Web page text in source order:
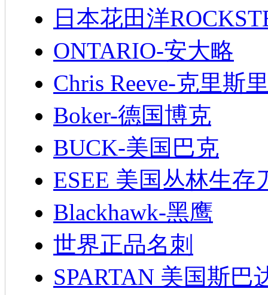
日本花田洋
ONTARIO-安大略
Chris Reeve-克里斯
Boker-德国博克
BUCK-美国巴克
ESEE 美国丛林生存
Blackhawk-黑鹰
世界正品名刺
SPARTAN 美国斯巴